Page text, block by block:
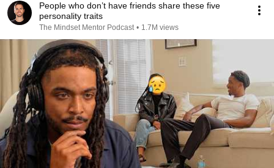
People who don’t have friends share these five
personality traits
The Mindset Mentor Podcast • 1.7M views